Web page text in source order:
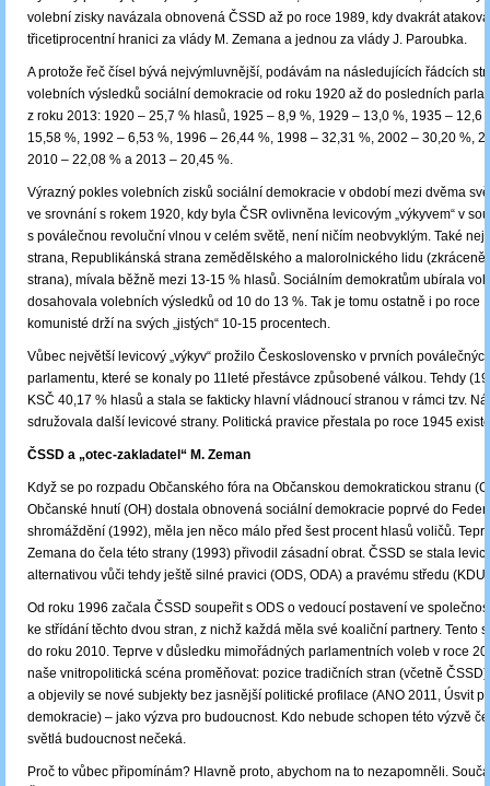
volební zisky navázala obnovená ČSSD až po roce 1989, kdy dvakrát
třicetiprocentní hranici za vlády M. Zemana a jednou za vlády J. Paroubka.
A protože řeč čísel bývá nejvýmluvnější, podávám na následujících řádcích
volebních výsledků sociální demokracie od roku 1920 až do posledních
z roku 2013: 1920 – 25,7 % hlasů, 1925 – 8,9 %, 1929 – 13,0 %, 1935 – 12,6
15,58 %, 1992 – 6,53 %, 1996 – 26,44 %, 1998 – 32,31 %, 2002 – 30,20 %,
2010 – 22,08 % a 2013 – 20,45 %.
Výrazný pokles volebních zisků sociální demokracie v období mezi dvěma
ve srovnání s rokem 1920, kdy byla ČSR ovlivněna levicovým „výkyvem“ v
s poválečnou revoluční vlnou v celém světě, není ničím neobvyklým. Také
strana, Republikánská strana zemědělského a malorolnického lidu
strana), mívala běžně mezi 13-15 % hlasů. Sociálním demokratům ubírala
dosahovala volebních výsledků od 10 do 13 %. Tak je tomu ostatně i po roce
komunisté drží na svých „jistých“ 10-15 procentech.
Vůbec největší levicový „výkyv“ prožilo Československo v prvních
parlamentu, které se konaly po 11leté přestávce způsobené válkou. Tehdy
KSČ 40,17 % hlasů a stala se fakticky hlavní vládnoucí stranou v rámci tzv.
sdružovala další levicové strany. Politická pravice přestala po roce 1945
ČSSD a „otec-zakladatel“ M. Zeman
Když se po rozpadu Občanského fóra na Občanskou demokratickou stranu
Občanské hnutí (OH) dostala obnovená sociální demokracie poprvé do
shromáždění (1992), měla jen něco málo před šest procent hlasů voličů.
Zemana do čela této strany (1993) přivodil zásadní obrat. ČSSD se stala
alternativou vůči tehdy ještě silné pravici (ODS, ODA) a pravému středu
Od roku 1996 začala ČSSD soupeřit s ODS o vedoucí postavení ve
ke střídání těchto dvou stran, z nichž každá měla své koaliční partnery. Tento
do roku 2010. Teprve v důsledku mimořádných parlamentních voleb v roce
naše vnitropolitická scéna proměňovat: pozice tradičních stran (včetně
a objevily se nové subjekty bez jasnější politické profilace (ANO 2011, Úsvit
demokracie) – jako výzva pro budoucnost. Kdo nebude schopen této výzvě
světlá budoucnost nečeká.
Proč to vůbec připomínám? Hlavně proto, abychom na to nezapomněli.